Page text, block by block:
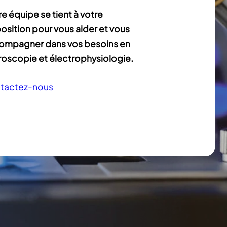
équipe se tient à votre
pour vous aider et vous
dans vos besoins en
et électrophysiologie.
nous